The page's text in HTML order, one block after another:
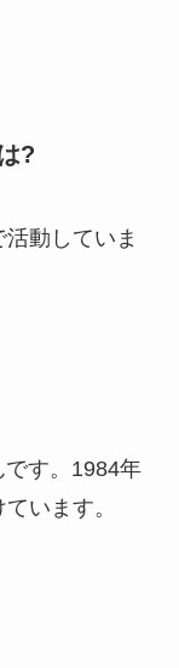
?
活動していま
す。1984年
います。